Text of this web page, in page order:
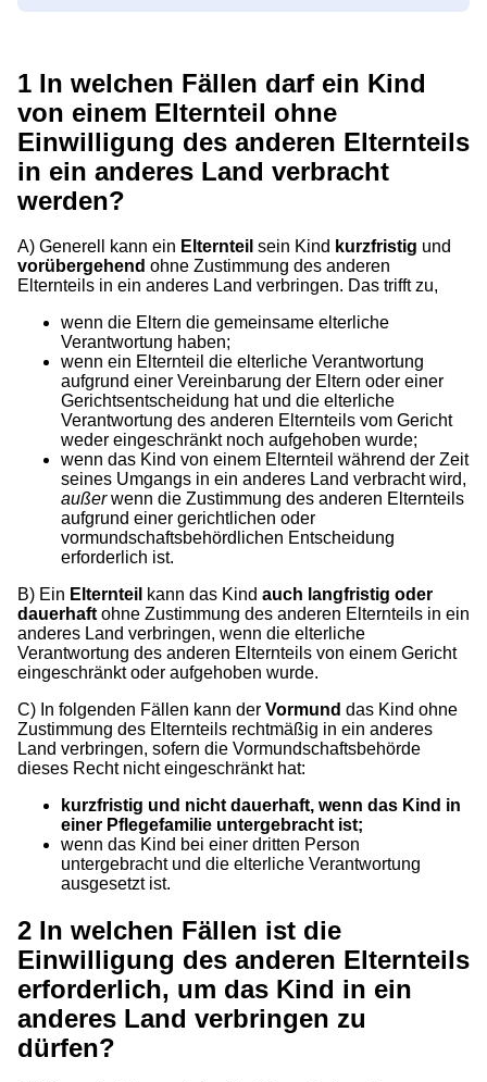
1 In welchen Fällen darf ein Kind
von einem Elternteil ohne
Einwilligung des anderen Elternteils
in ein anderes Land verbracht
werden?
A) Generell kann ein Elternteil sein Kind kurzfristig und
vorübergehend ohne Zustimmung des anderen
Elternteils in ein anderes Land verbringen. Das trifft zu,
wenn die Eltern die gemeinsame elterliche
Verantwortung haben;
wenn ein Elternteil die elterliche Verantwortung
aufgrund einer Vereinbarung der Eltern oder einer
Gerichtsentscheidung hat und die elterliche
Verantwortung des anderen Elternteils vom Gericht
weder eingeschränkt noch aufgehoben wurde;
wenn das Kind von einem Elternteil während der Zeit
seines Umgangs in ein anderes Land verbracht wird,
außerwenn die Zustimmung des anderen Elternteils
aufgrund einer gerichtlichen oder
vormundschaftsbehördlichen Entscheidung
erforderlich ist.
B) Ein Elternteil kann das Kind auch langfristig oder
dauerhaft ohne Zustimmung des anderen Elternteils in ein
anderes Land verbringen, wenn die elterliche
Verantwortung des anderen Elternteils von einem Gericht
eingeschränkt oder aufgehoben wurde.
C) In folgenden Fällen kann der Vormund das Kind ohne
Zustimmung des Elternteils rechtmäßig in ein anderes
Land verbringen, sofern die Vormundschaftsbehörde
dieses Recht nicht eingeschränkt hat:
kurzfristig und nicht dauerhaft, wenn das Kind in
einer Pflegefamilie untergebracht ist;
wenn das Kind bei einer dritten Person
untergebracht und die elterliche Verantwortung
ausgesetzt ist.
2 In welchen Fällen ist die
Einwilligung des anderen Elternteils
erforderlich, um das Kind in ein
anderes Land verbringen zu
dürfen?